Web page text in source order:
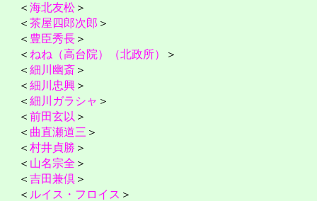
＜ 海北友松 ＞
＜ 茶屋四郎次郎 ＞
＜ 豊臣秀長 ＞
＜ ねね（高台院）（北政所）
＞
＜ 細川幽斎 ＞
＜ 細川忠興 ＞
＜ 細川ガラシャ ＞
＜ 前田玄以 ＞
＜ 曲直瀬道三 ＞
＜ 村井貞勝 ＞
＜ 山名宗全 ＞
＜ 吉田兼倶 ＞
＜ ルイス・フロイス ＞